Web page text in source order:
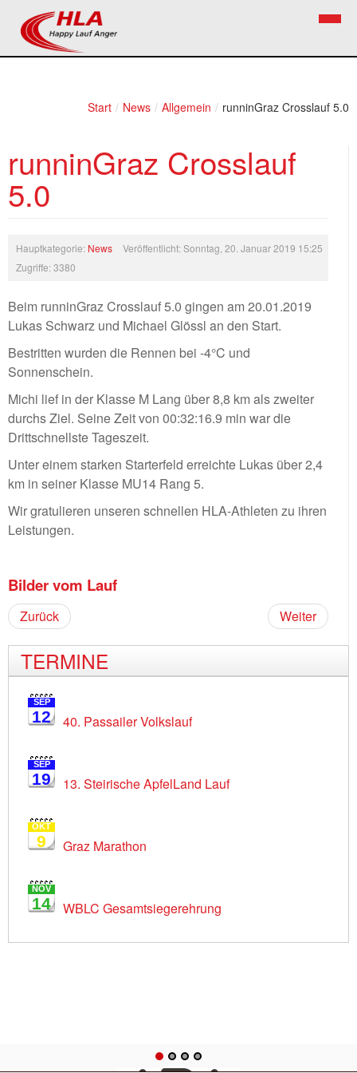
Start / News / Allgemein / runninGraz Crosslauf 5.0
runninGraz Crosslauf
5.0
Hauptkategorie: News
Veröffentlicht: Sonntag, 20. Januar 2019 15:25
Zugriffe: 3380
Beim runninGraz Crosslauf 5.0 gingen am 20.01.2019
Lukas Schwarz und Michael Glössl an den Start.
Bestritten wurden die Rennen bei -4°C und
Sonnenschein.
Michi lief in der Klasse M Lang über 8,8 km als zweiter
durchs Ziel. Seine Zeit von 00:32:16.9 min war die
Drittschnellste Tageszeit.
Unter einem starken Starterfeld erreichte Lukas über 2,4
km in seiner Klasse MU14 Rang 5.
Wir gratulieren unseren schnellen HLA-Athleten zu ihren
Leistungen.
Bilder vom Lauf
Zurück Weiter
TERMINE
SEP
12 40. Passailer Volkslauf
SEP
19 13. Steirische ApfelLand Lauf
OKT
9 Graz Marathon
NOV
14 WBLC Gesamtsiegerehrung
Kontakt
Mitglied werden
Bezirkslaufcup
Volkslauf
Bilder
Termine